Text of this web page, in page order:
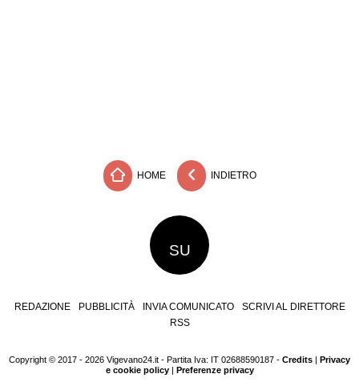
HOME INDIETRO
SU
REDAZIONE PUBBLICITÀ INVIA COMUNICATO
SCRIVI AL DIRETTORE
RSS
Copyright © 2017 - 2026 Vigevano24.it - Partita Iva: IT 02688590187 - Credits
Privacy
e cookie policy| Preferenze privacy